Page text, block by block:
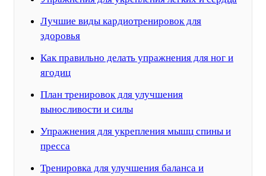
Лучшие виды кардиотренировок для
здоровья
Как правильно делать упражнения для ног и
ягодиц
План тренировок для улучшения
выносливости и силы
Упражнения для укрепления мышц спины и
пресса
Тренировка для улучшения баланса и